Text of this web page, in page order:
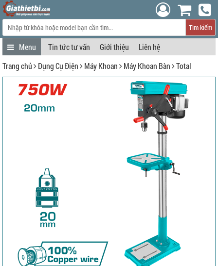
Tìm kiếm
Tin tức tư vấn Giới thiệu
Liên hệ
Trang chủ
Dụng Cụ Điện Máy Khoan Máy Khoan Bàn Total